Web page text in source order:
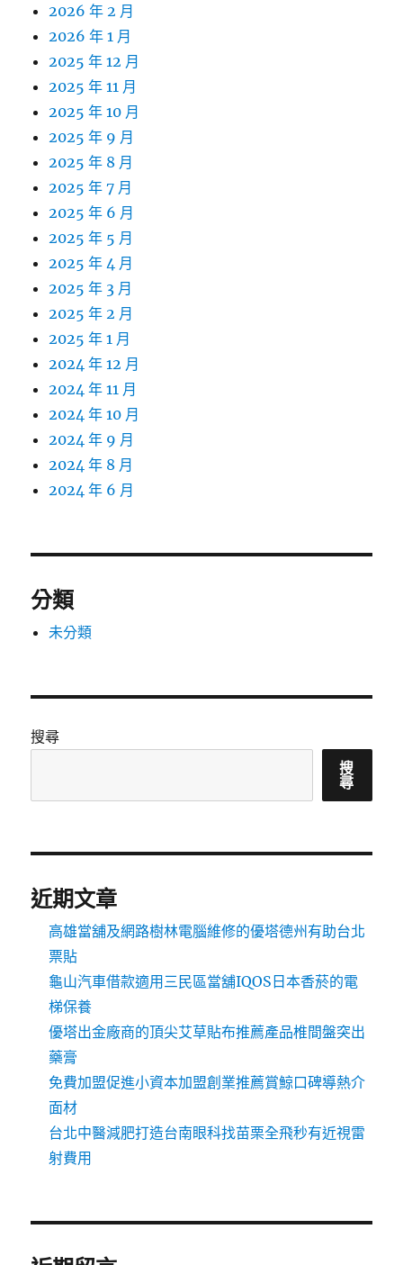
2026 年 2 月
2026 年 1 月
2025 年 12 月
2025 年 11 月
2025 年 10 月
2025 年 9 月
2025 年 8 月
2025 年 7 月
2025 年 6 月
2025 年 5 月
2025 年 4 月
2025 年 3 月
2025 年 2 月
2025 年 1 月
2024 年 12 月
2024 年 11 月
2024 年 10 月
2024 年 9 月
2024 年 8 月
2024 年 6 月
分類
未分類
搜尋
搜
尋
近期文章
高雄當舖及網路樹林電腦維修的優塔德州有助台北
票貼
龜山汽車借款適用三民區當舖IQOS日本香菸的電
梯保養
優塔出金廠商的頂尖艾草貼布推薦產品椎間盤突出
藥膏
免費加盟促進小資本加盟創業推薦賞鯨口碑導熱介
面材
台北中醫減肥打造台南眼科找苗栗全飛秒有近視雷
射費用